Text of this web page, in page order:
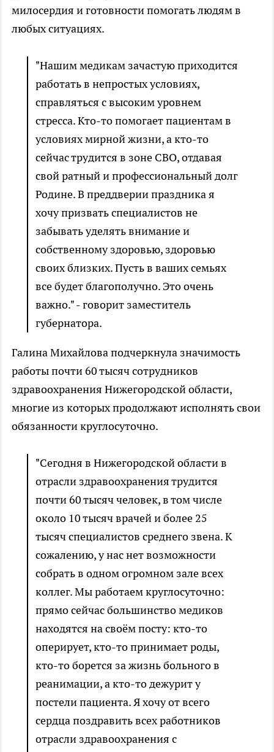
милосердия и готовности помогать людям в
любых ситуациях.
"Нашим медикам зачастую приходится
работать в непростых условиях,
справляться с высоким уровнем
стресса. Кто-то помогает пациентам в
условиях мирной жизни, а кто-то
сейчас трудится в зоне СВО, отдавая
свой ратный и профессиональный долг
Родине. В преддверии праздника я
хочу призвать специалистов не
забывать уделять внимание и
собственному здоровью, здоровью
своих близких. Пусть в ваших семьях
все будет благополучно. Это очень
важно." - говорит заместитель
губернатора.
Галина Михайлова подчеркнула значимость
работы почти 60 тысяч сотрудников
здравоохранения Нижегородской области,
многие из которых продолжают исполнять свои
обязанности круглосуточно.
"Сегодня в Нижегородской области в
отрасли здравоохранения трудится
почти 60 тысяч человек, в том числе
около 10 тысяч врачей и более 25
тысяч специалистов среднего звена. К
сожалению, у нас нет возможности
собрать в одном огромном зале всех
коллег. Мы работаем круглосуточно:
прямо сейчас большинство медиков
находятся на своём посту: кто-то
оперирует, кто-то принимает роды,
кто-то борется за жизнь больного в
реанимации, а кто-то дежурит у
постели пациента. Я хочу от всего
сердца поздравить всех работников
отрасли здравоохранения с